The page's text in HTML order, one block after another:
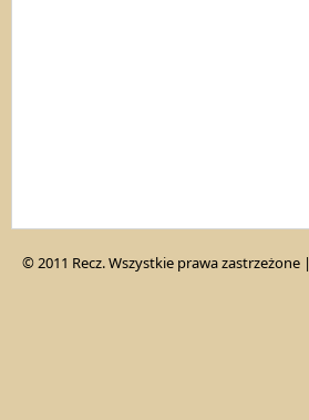
© 2011 Recz. Wszystkie prawa zastrzeżone |